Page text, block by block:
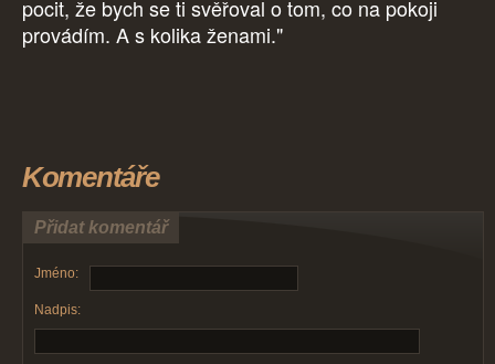
pocit, že bych se ti svěřoval o tom, co na pokoji
provádím. A s kolika ženami."
Komentáře
Přidat komentář
Jméno:
Nadpis: